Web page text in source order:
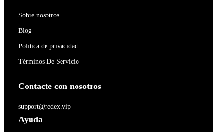
Sobre nosotros
Blog
Política de privacidad
Términos De Servicio
Contacte con nosotros
support@redex.vip
Ayuda